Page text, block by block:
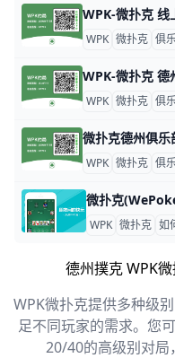
WPK 微扑克 俱
WPK 微扑克 俱
WPK 微扑克 俱
WPK 微扑克 如
德州撲克 WPK
WPK微扑克提供多种级
足不同玩家的需求。您
20/40的高级别对局